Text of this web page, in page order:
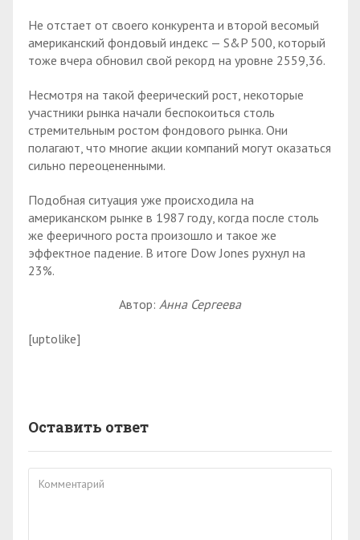
Не отстает от своего конкурента и второй весомый
американский фондовый индекс — S&P 500, который
тоже вчера обновил свой рекорд на уровне 2559,36.
Несмотря на такой феерический рост, некоторые
участники рынка начали беспокоиться столь
стремительным ростом фондового рынка. Они
полагают, что многие акции компаний могут оказаться
сильно переоцененными.
Подобная ситуация уже происходила на
американском рынке в 1987 году, когда после столь
же фееричного роста произошло и такое же
эффектное падение. В итоге Dow Jones рухнул на
23%.
Автор: Анна Сергеева
[uptolike]
Оставить ответ